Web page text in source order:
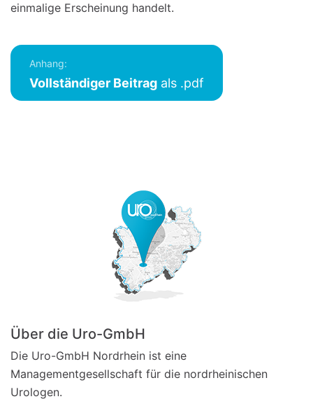
einmalige Erscheinung handelt.
Anhang:
Vollständiger Beitrag als .pdf
Über die Uro-GmbH
Die Uro-GmbH Nordrhein ist eine
Managementgesellschaft für die nordrheinischen
Urologen.